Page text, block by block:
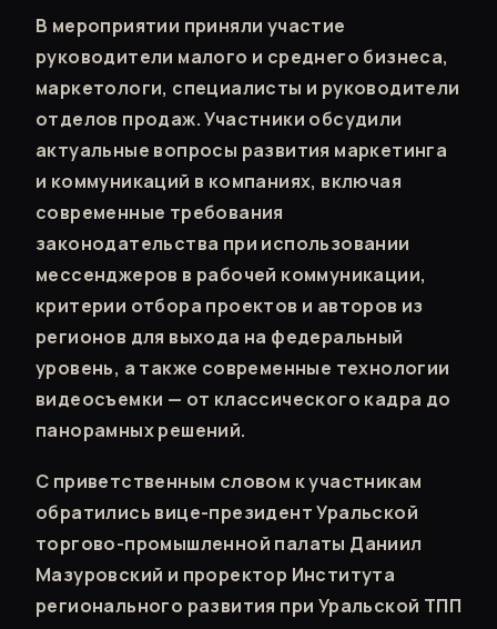
В мероприятии приняли участие
руководители малого и среднего бизнеса,
маркетологи, специалисты и руководители
отделов продаж. Участники обсудили
актуальные вопросы развития маркетинга
и коммуникаций в компаниях, включая
современные требования
законодательства при использовании
мессенджеров в рабочей коммуникации,
критерии отбора проектов и авторов из
регионов для выхода на федеральный
уровень, а также современные технологии
видеосъемки — от классического кадра до
панорамных решений.
С приветственным словом к участникам
обратились вице-президент Уральской
торгово-промышленной палаты Даниил
Мазуровский и проректор Института
регионального развития при Уральской ТПП